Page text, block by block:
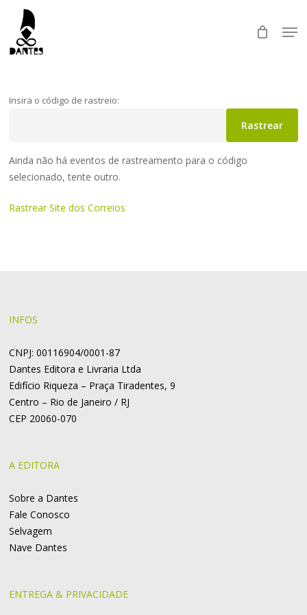
main
content
Insira o código de rastreio:
Rastrear
Ainda não há eventos de rastreamento para o código
selecionado, tente outro.
Rastrear Site dos Correios
INFOS
CNPJ: 00116904/0001-87
Dantes Editora e Livraria Ltda
Edifício Riqueza – Praça Tiradentes, 9
Centro – Rio de Janeiro / RJ
CEP 20060-070
A EDITORA
Sobre a Dantes
Fale Conosco
Selvagem
Nave Dantes
ENTREGA & PRIVACIDADE